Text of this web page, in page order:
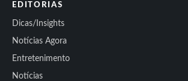
EDITORIAS
Dicas/Insights
Notícias Agora
Entretenimento
Notícias